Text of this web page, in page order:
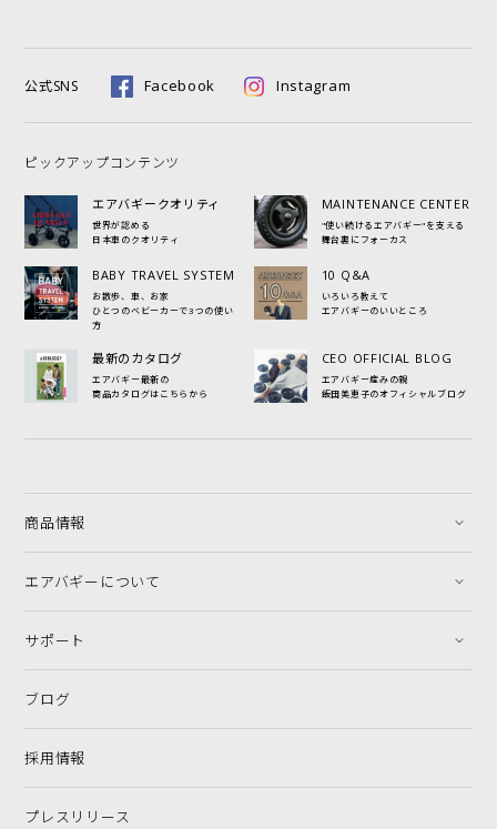
公式SNS Facebook Instagram
ピックアップコンテンツ
エアバギークオリティ
世界が認める
日本車のクオリティ
MAINTENANCE CENTER
"使い続けるエアバギー"を支える
舞台裏にフォーカス
BABY TRAVEL SYSTEM
お散歩、車、お家
ひとつのベビーカーで3つの使い
方
10 Q&A
いろいろ教えて
エアバギーのいいところ
最新のカタログ
エアバギー最新の
商品カタログはこちらから
CEO OFFICIAL BLOG
エアバギー産みの親
飯田美恵子のオフィシャルブログ
商品情報
エアバギーについて
サポート
ブログ
採用情報
プレスリリース